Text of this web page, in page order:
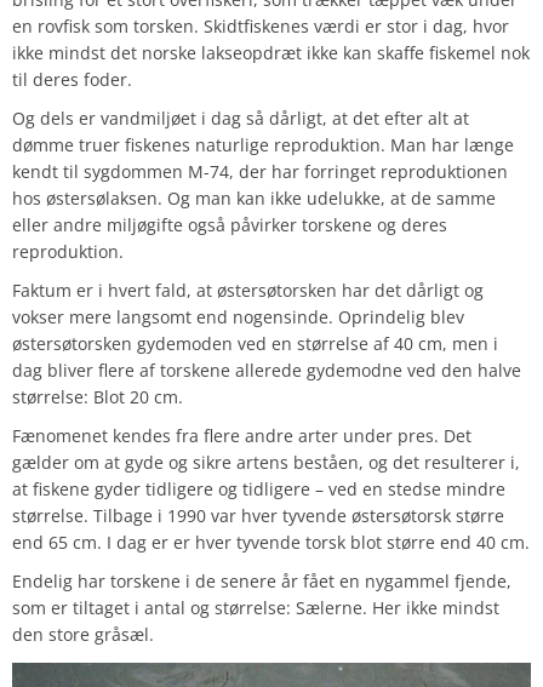
en rovfisk som torsken. Skidtfiskenes værdi er stor i dag, hvor
ikke mindst det norske lakseopdræt ikke kan skaffe fiskemel nok
til deres foder.
Og dels er vandmiljøet i dag så dårligt, at det efter alt at
dømme truer fiskenes naturlige reproduktion. Man har længe
kendt til sygdommen M-74, der har forringet reproduktionen
hos østersølaksen. Og man kan ikke udelukke, at de samme
eller andre miljøgifte også påvirker torskene og deres
reproduktion.
Faktum er i hvert fald, at østersøtorsken har det dårligt og
vokser mere langsomt end nogensinde. Oprindelig blev
østersøtorsken gydemoden ved en størrelse af 40 cm, men i
dag bliver flere af torskene allerede gydemodne ved den halve
størrelse: Blot 20 cm.
Fænomenet kendes fra flere andre arter under pres. Det
gælder om at gyde og sikre artens beståen, og det resulterer i,
at fiskene gyder tidligere og tidligere – ved en stedse mindre
størrelse. Tilbage i 1990 var hver tyvende østersøtorsk større
end 65 cm. I dag er er hver tyvende torsk blot større end 40 cm.
Endelig har torskene i de senere år fået en nygammel fjende,
som er tiltaget i antal og størrelse: Sælerne. Her ikke mindst
den store gråsæl.